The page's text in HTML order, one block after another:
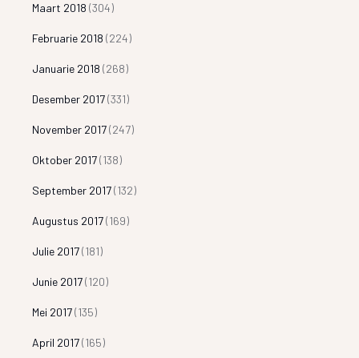
Maart 2018 (304)
Februarie 2018 (224)
Januarie 2018 (268)
Desember 2017(331)
November 2017(247)
Oktober 2017(138)
September 2017(132)
Augustus 2017(169)
Julie 2017(181)
Junie 2017(120)
Mei 2017(135)
April 2017(165)